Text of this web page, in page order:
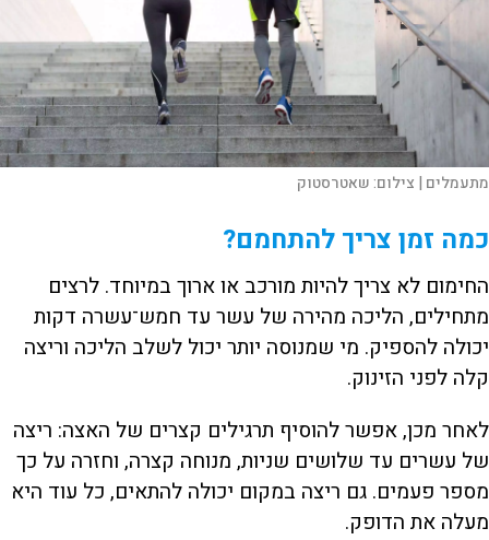
מתעמלים | צילום:שאטרסטוק
כמה זמן צריך להתחמם?
החימום לא צריך להיות מורכב או ארוך במיוחד. לרצים
מתחילים, הליכה מהירה של עשר עד חמש־עשרה דקות
יכולה להספיק. מי שמנוסה יותר יכול לשלב הליכה וריצה
קלה לפני הזינוק.
לאחר מכן, אפשר להוסיף תרגילים קצרים של האצה: ריצה
של עשרים עד שלושים שניות, מנוחה קצרה, וחזרה על כך
מספר פעמים. גם ריצה במקום יכולה להתאים, כל עוד היא
מעלה את הדופק.